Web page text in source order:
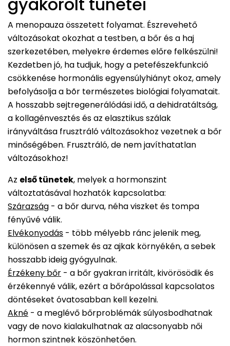
A menopauza összetett folyamat. Észrevehető
változásokat okozhat a testben, a bőr és a haj
szerkezetében, melyekre érdemes előre felkészülni!
Kezdetben jó, ha tudjuk, hogy a petefészekfunkció
csökkenése hormonális egyensúlyhiányt okoz, amely
befolyásolja a bõr természetes biológiai folyamatait.
A hosszabb sejtregenerálódási idő, a dehidratáltság,
a kollagénvesztés és az elasztikus szálak
irányváltása frusztráló változásokhoz vezetnek a bőr
minőségében. Frusztráló, de nem javíthatatlan
változásokhoz!
Az első tünetek, melyek a hormonszint
változtatásával hozhatók kapcsolatba:
Szárazság - a bőr durva, néha viszket és tompa
fényűvé válik.
Elvékonyodás - több mélyebb ránc jelenik meg,
különösen a szemek és az ajkak környékén, a sebek
hosszabb ideig gyógyulnak.
Érzékeny bőr - a bőr gyakran irritált, kivörösödik és
érzékennyé válik, ezért a bőrápolással kapcsolatos
döntéseket óvatosabban kell kezelni.
Akné - a meglévő bőrproblémák súlyosbodhatnak
vagy de novo kialakulhatnak az alacsonyabb női
hormon szintnek köszönhetően.